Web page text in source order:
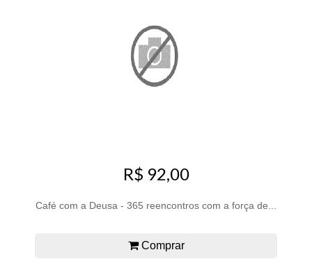
R$ 92,00
Café com a Deusa - 365 reencontros com a força de...
Comprar